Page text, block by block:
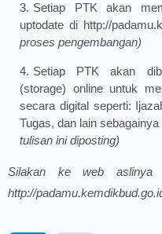
Setiap PTK akan
uptodate di http://
proses pengembangan)
Setiap PTK akan
(storage) online untuk
secara digital seperti:
Tugas, dan lain sebagainya
tulisan ini diposting)
Silakan ke web aslinya
http://